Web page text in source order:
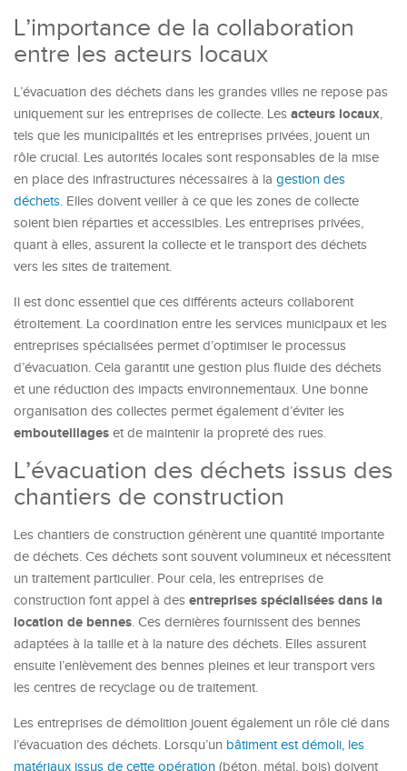
L’importance de la collaboration
entre les acteurs locaux
L’évacuation des déchets dans les grandes villes ne repose pas
uniquement sur les entreprises de collecte. Les acteurs locaux,
tels que les municipalités et les entreprises privées, jouent un
rôle crucial. Les autorités locales sont responsables de la mise
en place des infrastructures nécessaires à la gestion des
déchets. Elles doivent veiller à ce que les zones de collecte
soient bien réparties et accessibles. Les entreprises privées,
quant à elles, assurent la collecte et le transport des déchets
vers les sites de traitement.
Il est donc essentiel que ces différents acteurs collaborent
étroitement. La coordination entre les services municipaux et les
entreprises spécialisées permet d’optimiser le processus
d’évacuation. Cela garantit une gestion plus fluide des déchets
et une réduction des impacts environnementaux. Une bonne
organisation des collectes permet également d’éviter les
embouteillages et de maintenir la propreté des rues.
L’évacuation des déchets issus des
chantiers de construction
Les chantiers de construction génèrent une quantité importante
de déchets. Ces déchets sont souvent volumineux et nécessitent
un traitement particulier. Pour cela, les entreprises de
construction font appel à des entreprises spécialisées dans la
location de bennes. Ces dernières fournissent des bennes
adaptées à la taille et à la nature des déchets. Elles assurent
ensuite l’enlèvement des bennes pleines et leur transport vers
les centres de recyclage ou de traitement.
Les entreprises de démolition jouent également un rôle clé dans
l’évacuation des déchets. Lorsqu’un bâtiment est démoli, les
matériaux issus de cette opération (béton, métal, bois) doivent